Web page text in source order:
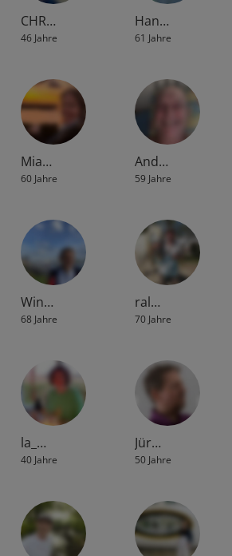
CHR…
46 Jahre
Han…
61 Jahre
Mia…
60 Jahre
And…
59 Jahre
Win…
68 Jahre
ral…
70 Jahre
la_…
40 Jahre
Jür…
50 Jahre